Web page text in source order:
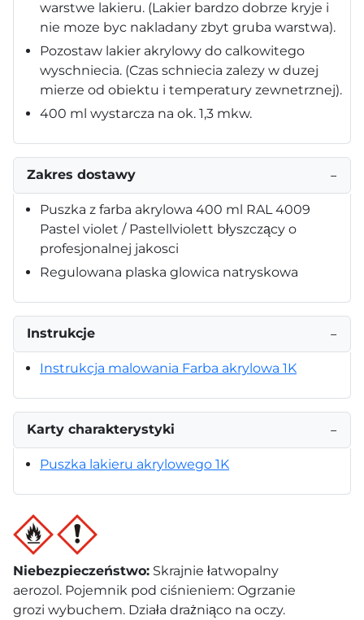
warstwe lakieru. (Lakier bardzo dobrze kryje i
nie moze byc nakladany zbyt gruba warstwa).
Pozostaw lakier akrylowy do calkowitego
wyschniecia. (Czas schniecia zalezy w duzej
mierze od obiektu i temperatury zewnetrznej).
400 ml wystarcza na ok. 1,3 mkw.
Zakres dostawy −
Puszka z farba akrylowa 400 ml RAL 4009
Pastel violet / Pastellviolett błyszczący o
profesjonalnej jakosci
Regulowana plaska glowica natryskowa
Instrukcje −
Instrukcja malowania Farba akrylowa 1K
Karty charakterystyki −
Puszka lakieru akrylowego 1K
Niebezpieczeństwo: Skrajnie łatwopalny
aerozol. Pojemnik pod ciśnieniem: Ogrzanie
grozi wybuchem. Działa drażniąco na oczy.